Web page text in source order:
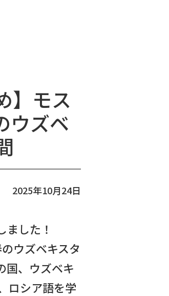
】モス
ウズベ
2025年10月24日
した！
ウズベキスタ
、ウズベキ
ロシア語を学